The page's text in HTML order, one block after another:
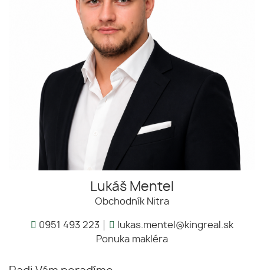
Lukáš Mentel
Obchodník Nitra
0951 493 223
lukas.mentel@kingreal.sk
Ponuka makléra